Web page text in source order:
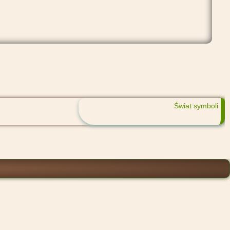
Świat symboli